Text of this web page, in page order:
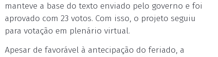
manteve a base do texto enviado pelo governo e foi
aprovado com 23 votos. Com isso, o projeto seguiu
para votação em plenário virtual.
Apesar de favorável à antecipação do feriado, a